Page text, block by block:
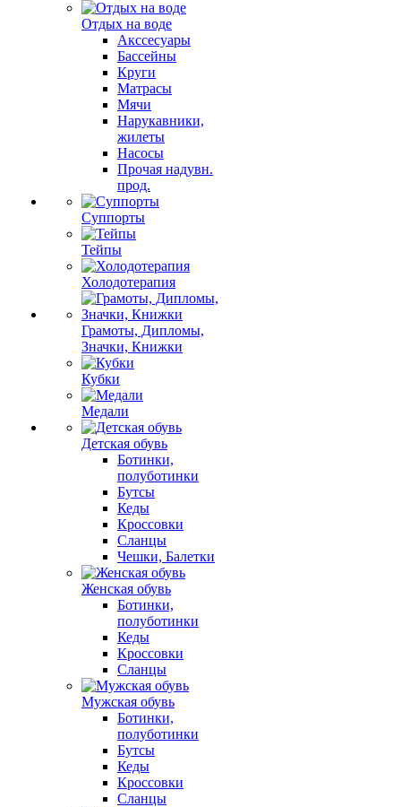
Отдых на воде
Акссесуары
Бассейны
Круги
Матрасы
Мячи
Нарукавники,
жилеты
Насосы
Прочая надувн.
прод.
Суппорты
Тейпы
Холодотерапия
Грамоты, Дипломы,
Значки, Книжки
Кубки
Медали
Детская обувь
Ботинки,
полуботинки
Бутсы
Кеды
Кроссовки
Сланцы
Чешки, Балетки
Женская обувь
Ботинки,
полуботинки
Кеды
Кроссовки
Сланцы
Мужская обувь
Ботинки,
полуботинки
Бутсы
Кеды
Кроссовки
Сланцы